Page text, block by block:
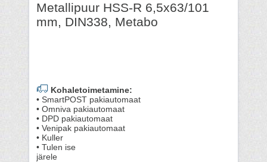
Metallipuur HSS-R 6,5x63/101
mm, DIN338, Metabo
Kohaletoimetamine:
• SmartPOST pakiautomaat
• Omniva pakiautomaat
• DPD pakiautomaat
• Venipak pakiautomaat
• Kuller
• Tulen ise
järele